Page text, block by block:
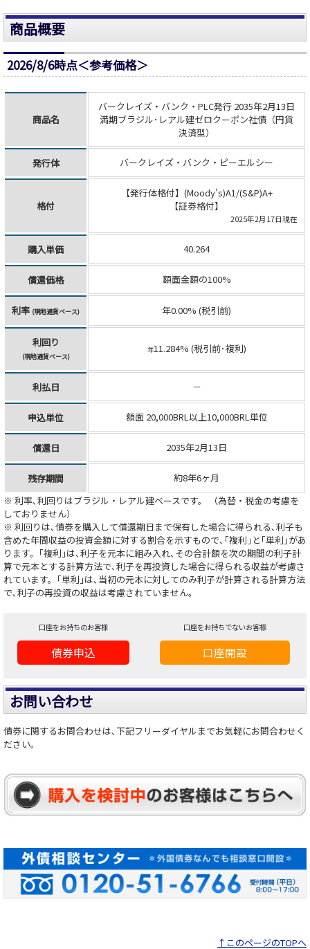
商品概要
2026/8/6時点＜参考価格＞
商品名
バークレイズ・バンク・PLC発行 2035年2月13日
満期ブラジル･レアル建ゼロクーポン社債（円貨
決済型）
発行体 バークレイズ・バンク・ピーエルシー
格付
【発行体格付】(Moody’s)A1/(S&P)A+
【証券格付】
2025年2月17日現在
購入単価 40.264
償還価格 額面金額の100%
利率 (現地通貨ベース) 年0.00% (税引前)
利回り
(現地通貨ベース)
年11.284% (税引前･複利)
利払日 －
申込単位 額面 20,000BRL以上10,000BRL単位
償還日 2035年2月13日
残存期間
約8年6ヶ月
※ 利率､利回りはブラジル・レアル建ベースです。 （為替・税金の考慮を
しておりません）
※ 利回りは､債券を購入して償還期日まで保有した場合に得られる､利子も
含めた年間収益の投資金額に対する割合を示すもので､｢複利｣と｢単利｣があ
ります。｢複利｣は､利子を元本に組み入れ､その合計額を次の期間の利子計
算で元本とする計算方法で､利子を再投資した場合に得られる収益が考慮さ
れています。｢単利｣は､当初の元本に対してのみ利子が計算される計算方法
で､利子の再投資の収益は考慮されていません。
口座をお持ちのお客様
債券申込
口座をお持ちでないお客様
口座開設
お問い合わせ
債券に関するお問合わせは､下記フリーダイヤルまでお気軽にお問合わせく
ださい。
↑このページのTOPへ